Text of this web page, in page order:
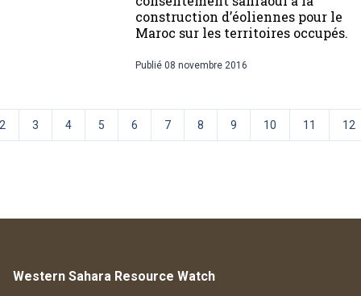
construction d’éoliennes pour le
Maroc sur les territoires occupés.
Publié 08 novembre 2016
2 3 4 5 6 7 8 9 10 11 12
Western Sahara Resource Watch